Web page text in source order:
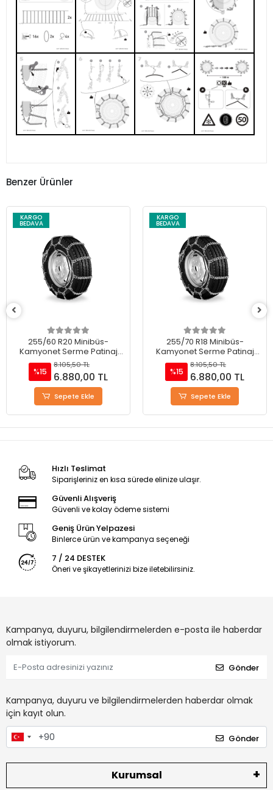
Benzer Ürünler
KARGO
BEDAVA
255/60 R20 Minibüs-
Kamyonet Serme Patinaj
Zinciri - M220
%15
8.105,50 TL
6.880,00 TL
Sepete Ekle
KARGO
BEDAVA
255/70 R18 Minibüs-
Kamyonet Serme Patinaj
Zinciri - M220
%15
8.105,50 TL
6.880,00 TL
Sepete Ekle
Hızlı Teslimat
Siparişleriniz en kısa sürede elinize ulaşır.
Güvenli Alışveriş
Güvenli ve kolay ödeme sistemi
Geniş Ürün Yelpazesi
Binlerce ürün ve kampanya seçeneği
7 / 24 DESTEK
Öneri ve şikayetlerinizi bize iletebilirsiniz.
Kampanya, duyuru, bilgilendirmelerden e-posta ile haberdar
olmak istiyorum.
Gönder
Kampanya, duyuru ve bilgilendirmelerden haberdar olmak
için kayıt olun.
Gönder
Kurumsal